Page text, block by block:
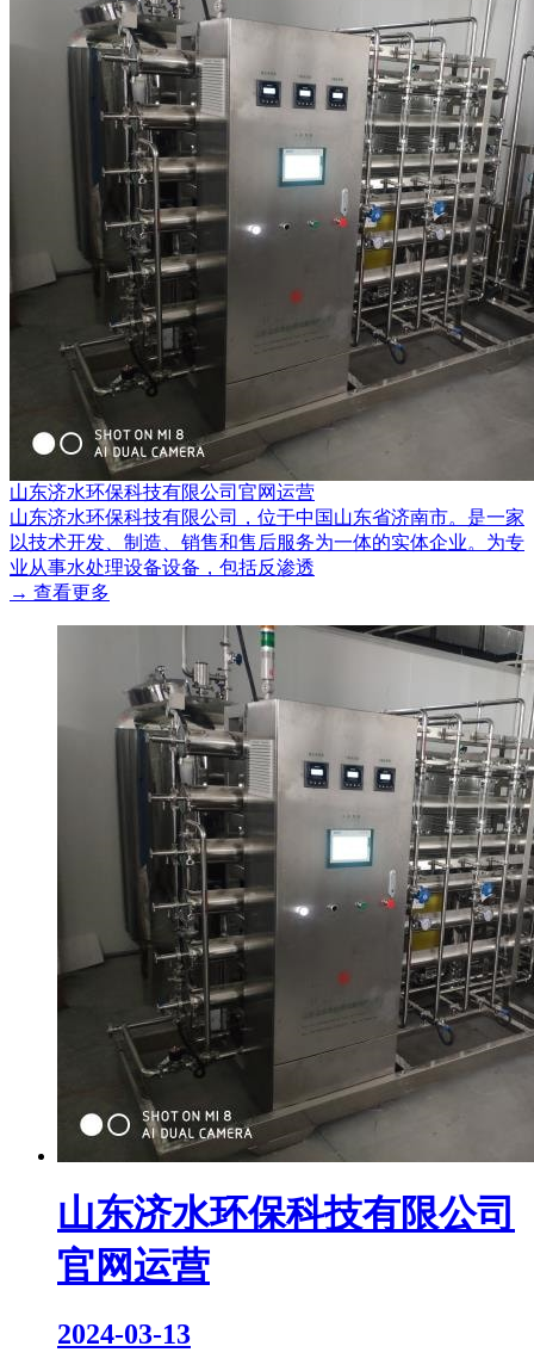
山东济水环保科技有限公司官网运营
山东济水环保科技有限公司，位于中国山东省济南市。是一家
以技术开发、制造、销售和售后服务为一体的实体企业。为专
业从事水处理设备设备，包括反渗透
→ 查看更多
山东济水环保科技有限公司
官网运营
2024-03-13